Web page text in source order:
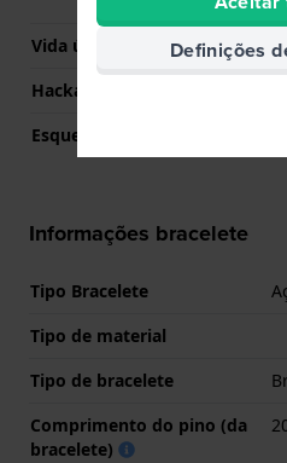
Vida útil da pilha
Hackable
Esqueletizado
Informações bracelete
Tipo Bracelete
Tipo de material
Tipo de bracelete
Comprimento do pino (da
bracelete)
Definições